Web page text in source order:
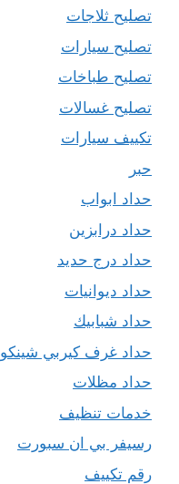
تصليح ثلاجات
تصليح سيارات
تصليح طباخات
تصليح غسالات
تكييف سيارات
حبر
حداد ابواب
حداد درابزين
حداد درج حديد
حداد ديوانيات
حداد شبابيك
حداد غرف كيربي شينكو
حداد مظلات
خدمات تنظيف
رسيفر بي ان سبورت
رقم تكييف